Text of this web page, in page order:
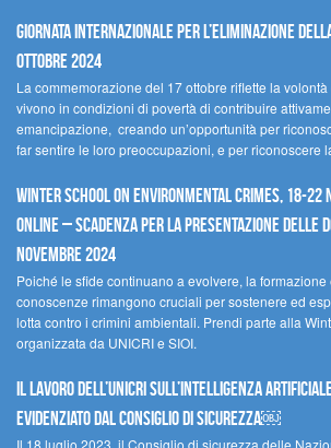
Giornata internazionale per l’eliminazione
ottobre 2024
La commemorazione del 17 ottobre riflette la
vivono in condizioni di povertà di contribuire
emancipazione, creando un’opportunità per
far sentire le loro preoccupazioni, e per riconoscere
Winter School on Environmental Crimes, 18-22
Online – Scadenza per la presentazione delle
novembre 2024
Poiché le sfide continuano a evolvere, la
conoscenze rimangono cruciali per sostenere ed
lotta contro i crimini ambientali. Prendi parte alla
organizzata da UNICRI e SIOI.
Il lavoro dell’UNICRI sull’intelligenza
evidenziato dal Consiglio di Sicurezza￼
Il 18 luglio 2023, il Consiglio di sicurezza delle